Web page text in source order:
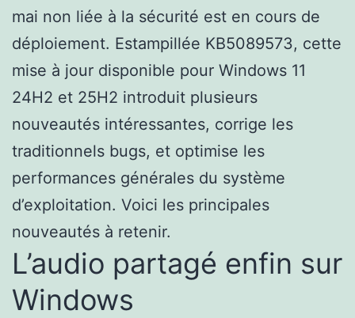
mai non liée à la sécurité est en cours de
déploiement. Estampillée KB5089573, cette
mise à jour disponible pour Windows 11
24H2 et 25H2 introduit plusieurs
nouveautés intéressantes, corrige les
traditionnels bugs, et optimise les
performances générales du système
d’exploitation. Voici les principales
nouveautés à retenir.
L’audio partagé enfin sur
Windows